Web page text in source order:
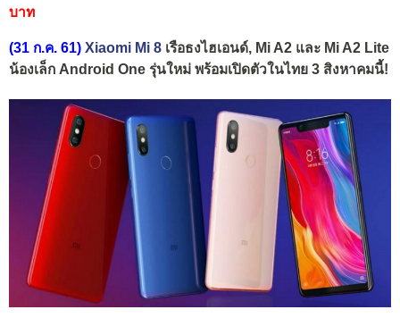
บาท
(31 ก.ค. 61) Xiaomi Mi 8 เรือธงไฮเอนด์, Mi A2 และ Mi A2 Lite
น้องเล็ก Android One รุ่นใหม่ พร้อมเปิดตัวในไทย 3 สิงหาคมนี้!